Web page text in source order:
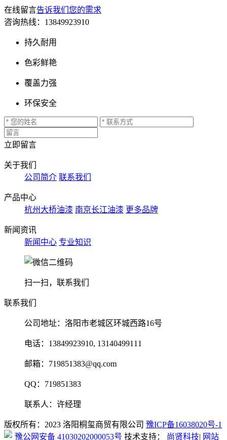
在线留言告诉我们您的需求
咨询热线： 13849923910
持久耐用
色彩鲜艳
覆盖力强
环保安全
立即留言
关于我们
公司简介 联系我们
产品中心
杭州大桥油漆 南京长江油漆 更多品牌
新闻资讯
新闻中心 专业知识
扫一扫，联系我们
联系我们
公司地址：洛阳市老城区环城西路16号
电话：13849923910, 13140499111
邮箱：719851383@qq.com
QQ：719851383
联系人：许经理
版权所有：2023 洛阳桐玺商贸有限公司 豫ICP备16038020号-1
豫公网安备 41030202000053号 技术支持： 尚贤科技| 网站